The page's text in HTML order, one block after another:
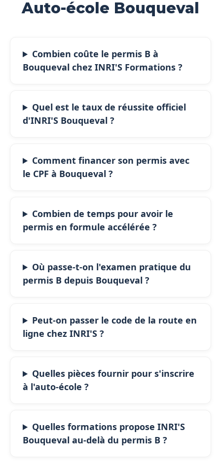
Auto-école Bouqueval
Combien coûte le permis B à
Bouqueval chez INRI'S Formations ?
Quel est le taux de réussite officiel
d'INRI'S Bouqueval ?
Comment financer son permis avec
le CPF à Bouqueval ?
Combien de temps pour avoir le
permis en formule accélérée ?
Où passe-t-on l'examen pratique du
permis B depuis Bouqueval ?
Peut-on passer le code de la route en
ligne chez INRI'S ?
Quelles pièces fournir pour s'inscrire
à l'auto-école ?
Quelles formations propose INRI'S
Bouqueval au-delà du permis B ?